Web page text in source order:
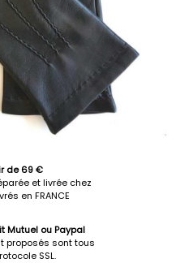
de 69 €
et livrée chez
en FRANCE
Mutuel ou Paypal
proposés sont tous
SSL.